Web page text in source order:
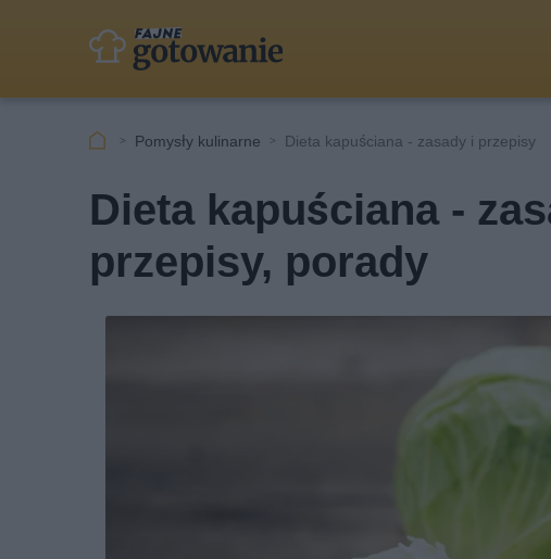
Pomysły kulinarne Dieta kapuściana - zasady i przepisy
Dieta kapuściana -
przepisy, porady